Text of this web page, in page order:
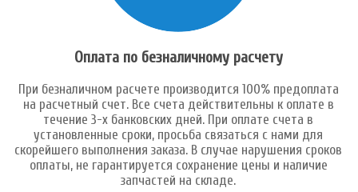
Оплата по безналичному расчету
При безналичном расчете производится 100% предоплата
на расчетный счет. Все счета действительны к оплате в
течение 3-х банковских дней. При оплате счета в
установленные сроки, просьба связаться с нами для
скорейшего выполнения заказа. В случае нарушения сроков
оплаты, не гарантируется сохранение цены и наличие
запчастей на складе.